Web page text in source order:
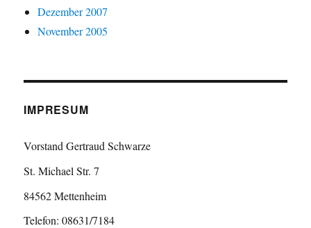
Dezember 2007
November 2005
IMPRESUM
Vorstand Gertraud Schwarze
St. Michael Str. 7
84562 Mettenheim
Telefon: 08631/7184